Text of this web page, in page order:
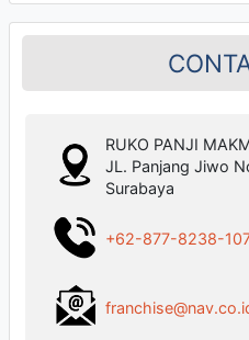
RUKO PANJI
JL. Panjang Jiwo
Surabaya
+62-877-8238-